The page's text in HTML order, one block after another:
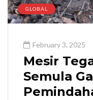
GLOBAL
February 3, 2025
Mesir
Semula